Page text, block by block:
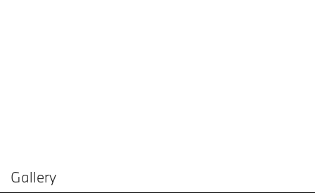
Gallery